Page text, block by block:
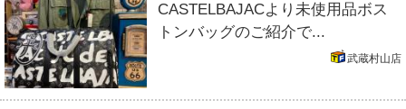
CASTELBAJACより未使用品ボス
トンバッグのご紹介で...
武蔵村山店